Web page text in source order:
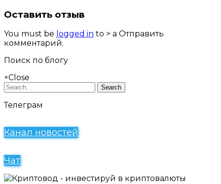
Оставить отзыв
You must be logged in to > a Отправить
комментарий.
Поиск по блогу
×Close
Search
Телеграм
Канал новостей
Чат